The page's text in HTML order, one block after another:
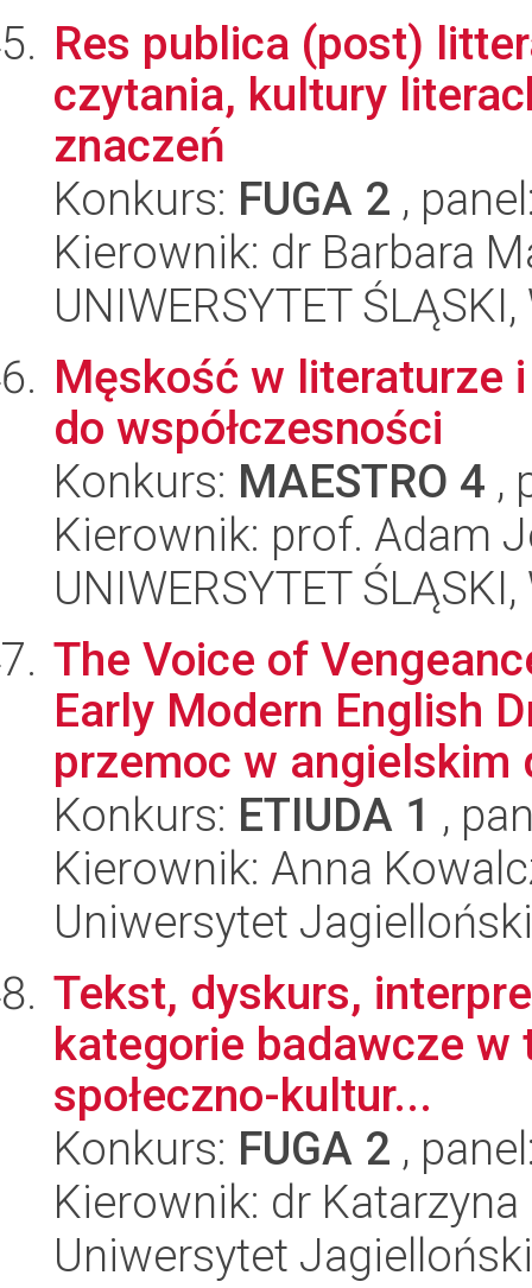
Res publica (post)
czytania, kultury
znaczeń
Konkurs: FUGA 2 ,
Kierownik: dr Barbara
UNIWERSYTET
Męskość w literaturze
do współczesności
Konkurs: MAESTRO 4 ,
Kierownik: prof. Adam
UNIWERSYTET
The Voice of
Early Modern English
przemoc w angielskim
Konkurs: ETIUDA 1 ,
Kierownik: Anna
Uniwersytet
Tekst, dyskurs,
kategorie badawcze
społeczno-kultur...
Konkurs: FUGA 2 ,
Kierownik: dr
Uniwersytet